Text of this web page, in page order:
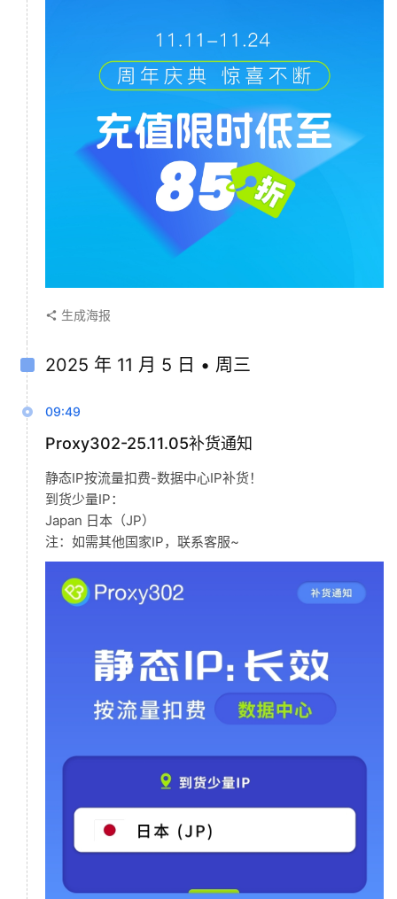
生成海报
2025 年 11 月 5 日 • 周三
09:49
Proxy302-25.11.05补货通知
静态IP按流量扣费-数据中心IP补货！
到货少量IP：
Japan 日本（JP）
注：如需其他国家IP，联系客服~